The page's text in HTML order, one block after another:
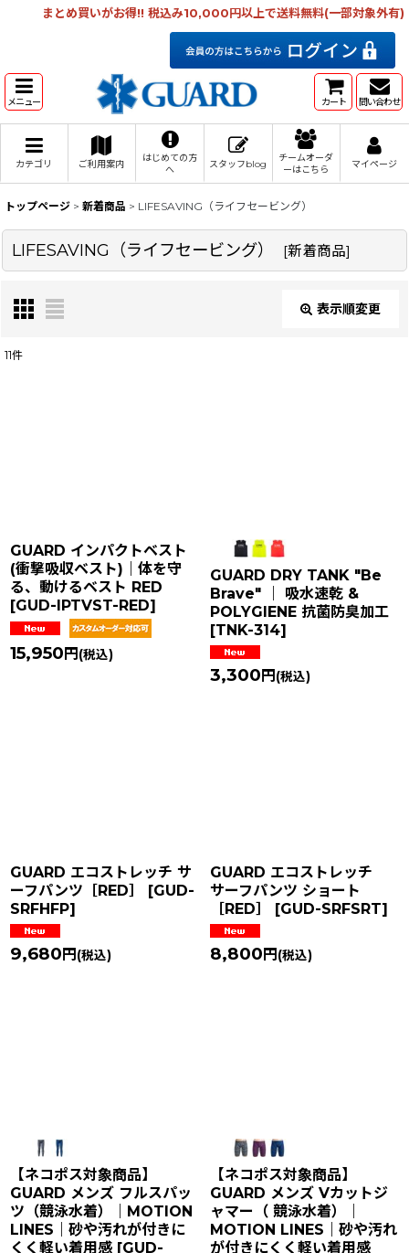
まとめ買いがお得!! 税込み10,000円以上で送料無料(一部対象外有)
メニュー カート 問い合わせ
カテゴリ ご利用案内
はじめての方
へ
スタッフblog
チームオーダ
ーはこちら
マイページ
トップページ > 新着商品 > LIFESAVING（ライフセービング）
LIFESAVING（ライフセービング） [新着商品]
表示順変更
11件
GUARD インパクトベスト
(衝撃吸収ベスト)｜体を守
る、動けるベスト RED
[GUD-IPTVST-RED]
15,950 円 (税込)
GUARD DRY TANK "Be
Brave" ｜ 吸水速乾 &
POLYGIENE 抗菌防臭加工
[TNK-314]
3,300 円 (税込)
GUARD エコストレッチ サ
ーフパンツ［RED］
[GUD-
SRFHFP]
9,680 円 (税込)
GUARD エコストレッチ
サーフパンツ ショート
［RED］
[GUD-SRFSRT]
8,800 円 (税込)
【ネコポス対象商品】
GUARD メンズ フルスパッ
ツ（競泳水着）｜MOTION
LINES｜砂や汚れが付きに
くく軽い着用感 [GUD-
【ネコポス対象商品】
GUARD メンズ Vカットジ
ャマー（ 競泳水着）｜
MOTION LINES｜砂や汚れ
が付きにくく軽い着用感